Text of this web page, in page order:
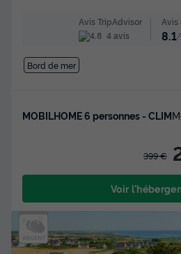
Avis TripAdvisor
4 avis
Avis
8.1/
Bord de mer
MOBILHOME 6 personnes - CLIM
399 €
Voir